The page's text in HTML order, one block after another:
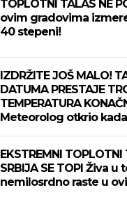
TOPLOTNI TALAS NE
ovim gradovima
40 stepeni!
IZDRŽITE JOŠ MALO!
DATUMA PRESTAJE
TEMPERATURA
Meteorolog otkrio
EKSTREMNI TOPLOTNI
SRBIJA SE TOPI Živa
nemilosrdno raste u